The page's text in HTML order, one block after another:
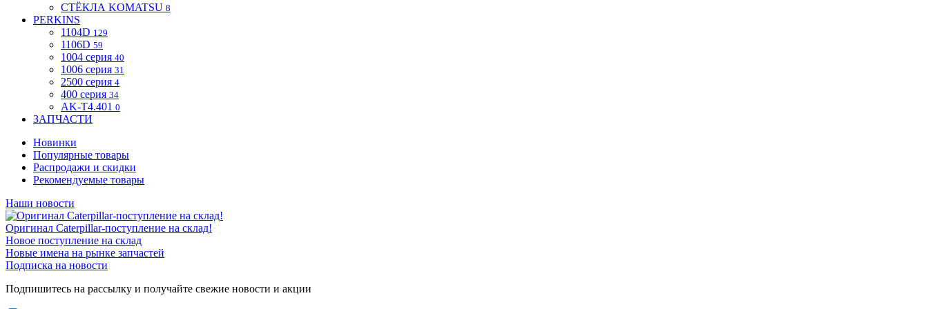
СТЁКЛА KOMATSU 8
PERKINS
1104D 129
1106D 59
1004 серия 40
1006 серия 31
2500 серия 4
400 серия 34
AK-T4.401 0
ЗАПЧАСТИ
Новинки
Популярные товары
Распродажи и скидки
Рекомендуемые товары
Наши новости
Оригинал Caterpillar-поступление на склад!
Новое поступление на склад
Новые имена на рынке запчастей
Подписка на новости
Подпишитесь на рассылку и получайте свежие новости и акции